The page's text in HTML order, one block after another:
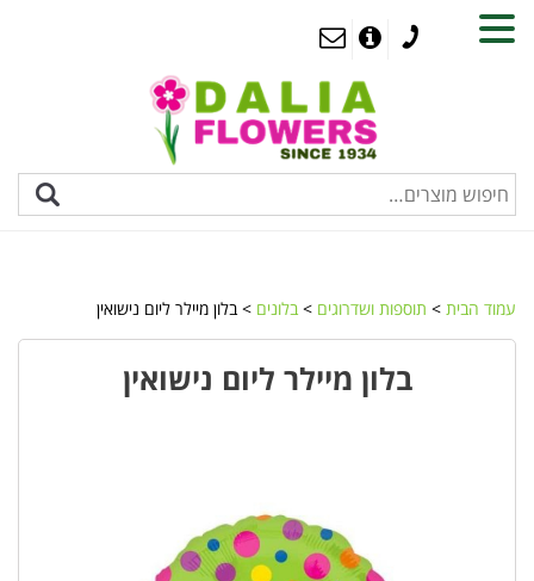
עמוד הבית > תוספות ושדרוגים >בלונים > בלון מיילר ליום נישואין
בלון מיילר ליום נישואין